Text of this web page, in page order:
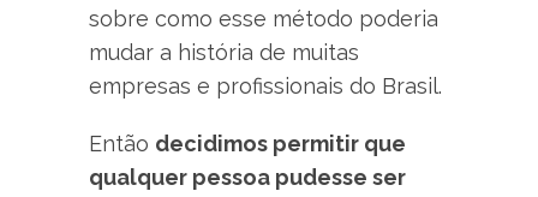
sobre como esse método poderia
mudar a história de muitas
empresas e profissionais do Brasil.
Então decidimos permitir que
qualquer pessoa pudesse ser